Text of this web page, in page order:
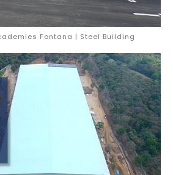
Fontana | Steel Building